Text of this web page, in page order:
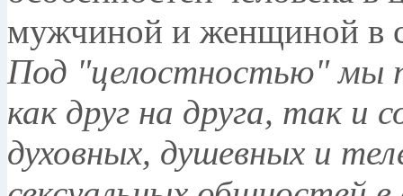
мужчиной и женщиной в
Под "целостностью" мы
как друг на друга, так и
духовных, душевных и